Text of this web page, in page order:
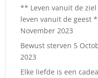
** Leven vanuit de
leven vanuit de geest
November 2023
Bewust sterven 5
2023
Elke liefde is een